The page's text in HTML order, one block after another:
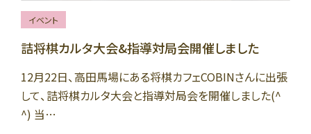
イベント
詰将棋カルタ大会&指導対局会開催しました
12月22日、高田馬場にある将棋カフェCOBINさんに出張
して、詰将棋カルタ大会と指導対局会を開催しました(^
^) 当…